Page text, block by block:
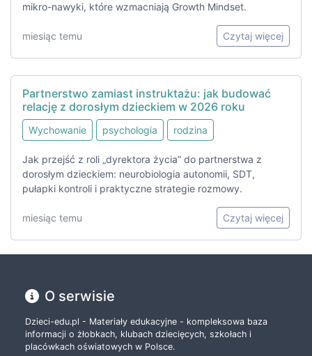
mikro-nawyki, które wzmacniają Growth Mindset.
miesiąc temu Czytaj więcej
Partnerstwo zamiast instruktażu: jak budować
relację z dorosłym dzieckiem w 2026 roku
Wychowanie psychologia rodzina
Jak przejść z roli „dyrektora życia” do partnerstwa z
dorosłym dzieckiem: neurobiologia autonomii, SDT,
pułapki kontroli i praktyczne strategie rozmowy.
miesiąc temu Czytaj więcej
O serwisie
Dzieci-edu.pl - Materiały edukacyjne - kompleksowa baza
informacji o żłobkach, klubach dziecięcych, szkołach i
placówkach oświatowych w Polsce.